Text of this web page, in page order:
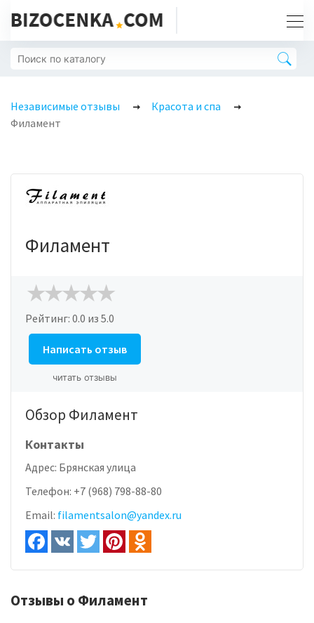
Независимые отзывы
Красота и спа
Филамент
Филамент
Рейтинг: 0.0 из 5.0
Написать отзыв
читать отзывы
Обзор Филамент
Контакты
Адрес: Брянская улица
Телефон: +7 (968) 798-88-80
Email: filamentsalon@yandex.ru
Отзывы о Филамент